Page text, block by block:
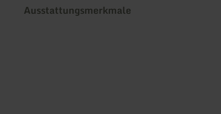
Ausstattungsmerkmale